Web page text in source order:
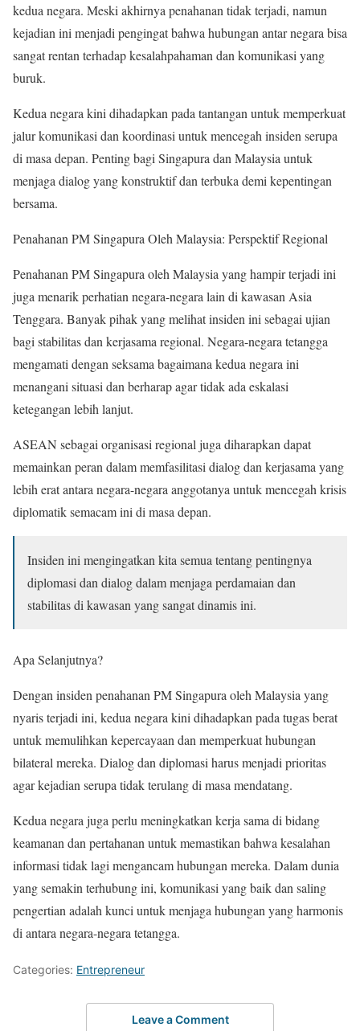
kedua negara. Meski akhirnya penahanan tidak terjadi, namun
kejadian ini menjadi pengingat bahwa hubungan antar negara bisa
sangat rentan terhadap kesalahpahaman dan komunikasi yang
buruk.
Kedua negara kini dihadapkan pada tantangan untuk memperkuat
jalur komunikasi dan koordinasi untuk mencegah insiden serupa
di masa depan. Penting bagi Singapura dan Malaysia untuk
menjaga dialog yang konstruktif dan terbuka demi kepentingan
bersama.
Penahanan PM Singapura Oleh Malaysia: Perspektif Regional
Penahanan PM Singapura oleh Malaysia yang hampir terjadi ini
juga menarik perhatian negara-negara lain di kawasan Asia
Tenggara. Banyak pihak yang melihat insiden ini sebagai ujian
bagi stabilitas dan kerjasama regional. Negara-negara tetangga
mengamati dengan seksama bagaimana kedua negara ini
menangani situasi dan berharap agar tidak ada eskalasi
ketegangan lebih lanjut.
ASEAN sebagai organisasi regional juga diharapkan dapat
memainkan peran dalam memfasilitasi dialog dan kerjasama yang
lebih erat antara negara-negara anggotanya untuk mencegah krisis
diplomatik semacam ini di masa depan.
Insiden ini mengingatkan kita semua tentang pentingnya
diplomasi dan dialog dalam menjaga perdamaian dan
stabilitas di kawasan yang sangat dinamis ini.
Apa Selanjutnya?
Dengan insiden penahanan PM Singapura oleh Malaysia yang
nyaris terjadi ini, kedua negara kini dihadapkan pada tugas berat
untuk memulihkan kepercayaan dan memperkuat hubungan
bilateral mereka. Dialog dan diplomasi harus menjadi prioritas
agar kejadian serupa tidak terulang di masa mendatang.
Kedua negara juga perlu meningkatkan kerja sama di bidang
keamanan dan pertahanan untuk memastikan bahwa kesalahan
informasi tidak lagi mengancam hubungan mereka. Dalam dunia
yang semakin terhubung ini, komunikasi yang baik dan saling
pengertian adalah kunci untuk menjaga hubungan yang harmonis
di antara negara-negara tetangga.
Categories: Entrepreneur
Leave a Comment